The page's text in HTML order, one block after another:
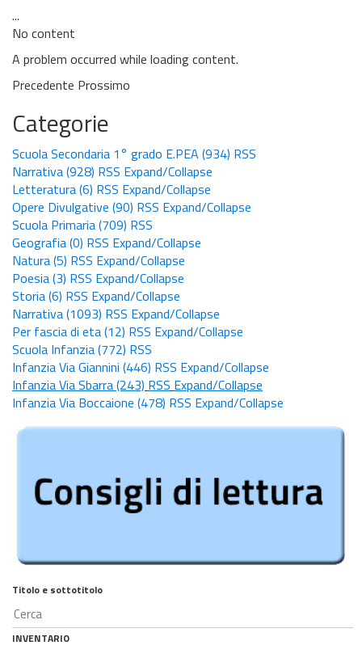
...
No content
A problem occurred while loading content.
Precedente Prossimo
Categorie
Scuola Secondaria 1° grado E.PEA (934) RSS
Narrativa(928) RSS Expand/Collapse
Letteratura(6) RSS Expand/Collapse
Opere Divulgative (90) RSS Expand/Collapse
Scuola Primaria(709) RSS
Geografia(0) RSS Expand/Collapse
Natura(5) RSS Expand/Collapse
Poesia(3) RSS Expand/Collapse
Storia(6) RSS Expand/Collapse
Narrativa(1093) RSS Expand/Collapse
Per fascia di eta(12) RSS Expand/Collapse
Scuola Infanzia(772) RSS
Infanzia Via Giannini (446) RSS Expand/Collapse
Infanzia Via Sbarra(243) RSS Expand/Collapse
Infanzia Via Boccaione (478) RSS Expand/Collapse
Titolo e sottotitolo
INVENTARIO